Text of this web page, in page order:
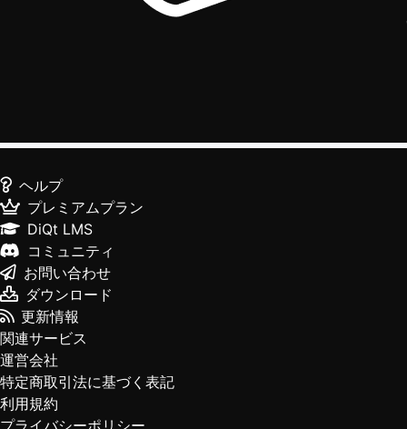
ヘルプ
プレミアムプラン
DiQt LMS
コミュニティ
お問い合わせ
ダウンロード
更新情報
関連サービス
運営会社
特定商取引法に基づく表記
利用規約
プライバシーポリシー